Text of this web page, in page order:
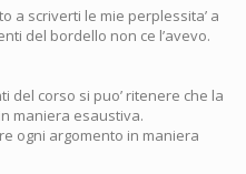
a scriverti le mie perplessita’ a
del bordello non ce l’avevo.
del corso si puo’ ritenere che la
maniera esaustiva.
ogni argomento in maniera